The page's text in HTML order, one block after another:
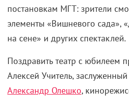
постановкам МГТ: зрители
элементы «Вишневого сада»,
на сене» и других спектаклей.
Поздравить театр с юбилеем
Алексей Учитель,
Александр Олешко,